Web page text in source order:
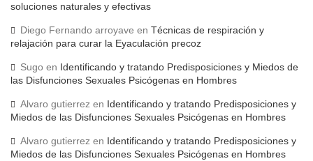
soluciones naturales y efectivas
Diego Fernando arroyave en Técnicas de respiración y
relajación para curar la Eyaculación precoz
Sugo en Identificando y tratando Predisposiciones y Miedos de
las Disfunciones Sexuales Psicógenas en Hombres
Alvaro gutierrez en Identificando y tratando Predisposiciones y
Miedos de las Disfunciones Sexuales Psicógenas en Hombres
Alvaro gutierrez en Identificando y tratando Predisposiciones y
Miedos de las Disfunciones Sexuales Psicógenas en Hombres